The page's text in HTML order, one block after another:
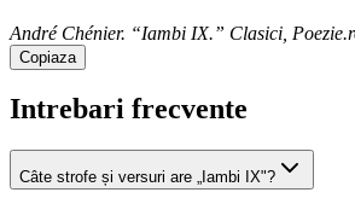
André Chénier. “Iambi IX.” Clasici,
Copiaza
Intrebari frecvente
Câte strofe și versuri are „Iambi IX"?